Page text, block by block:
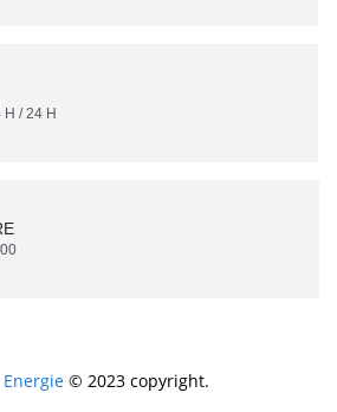
/ 24 H
© 2023 copyright.